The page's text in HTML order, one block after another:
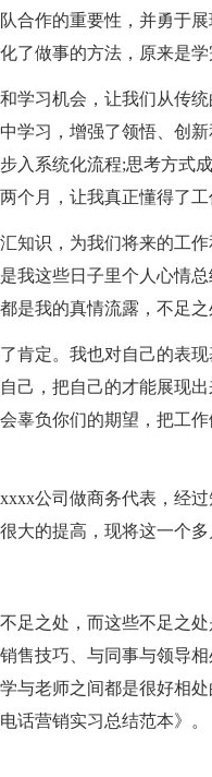
合作的重要性，并勇于
了做事的方法，原来是学
学习机会，让我们从传
学习，增强了领悟、创
入系统化流程;思考方式
个月，让我真正懂得了工
知识，为我们将来的工
我这些日子里个人心情
是我的真情流露，不足
肯定。我也对自己的表
己，把自己的才能展现
辜负你们的期望，把工作
公司做商务代表，经
大的提高，现将这一个多
足之处，而这些不足之处
售技巧、与同事与领导
与老师之间都是很好相
话营销实习总结范本》。